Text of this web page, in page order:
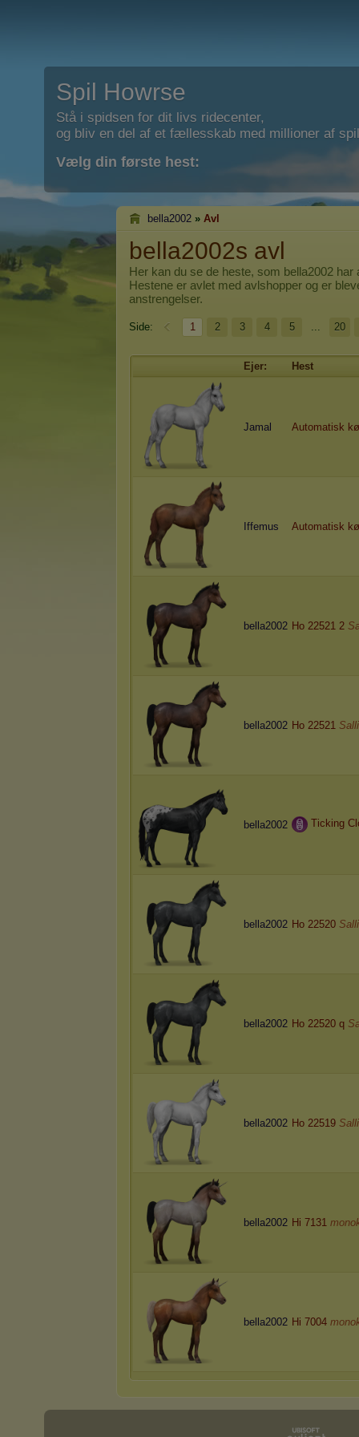
Spil Howrse
Stå i spidsen for dit livs ridecenter,
og bliv en del af et fællesskab med millioner af
Vælg din første hest:
bella2002 » Avl
bella2002s avl
Her kan du se de heste, som bella2002 har
Hestene er avlet med avlshopper og er
anstrengelser.
Side: 1 2 3 4 5 ... 20
Ejer: Hest
Jamal Automatisk
Iffemus Automatisk
bella2002 Ho 22521 2
bella2002 Ho 22521
bella2002 Ticking
bella2002 Ho 22520
bella2002 Ho 22520 q
bella2002 Ho 22519
bella2002 Hi 7131
bella2002 Hi 7004